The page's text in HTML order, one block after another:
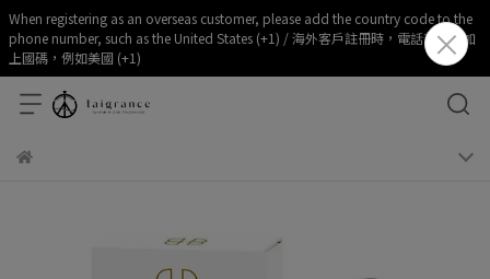
When registering as an overseas customer, please add the country code to the
phone number, such as the United States (+1) / 海外客戶註冊時，電話部分請加
上國碼，例如美國 (+1)